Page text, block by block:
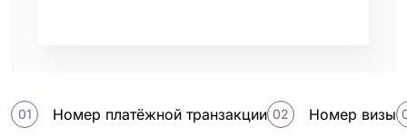
Номер платёжной транзакции Номер визы